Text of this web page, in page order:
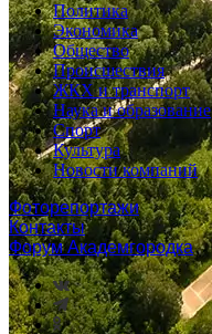
Политика
Экономика
Общество
Происшествия
ЖКХ и транспорт
Наука и образование
Спорт
Культура
Новости компаний
Фоторепортажи
Контакты
Форум Академгородка